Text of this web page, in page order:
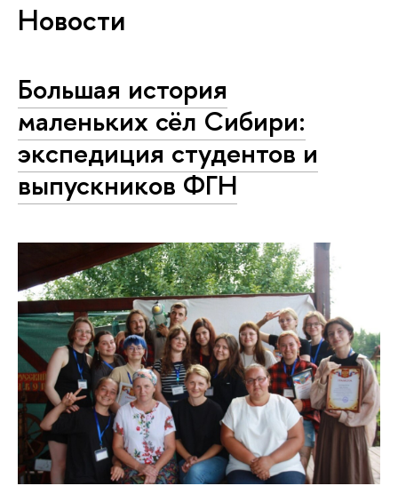
Новости
Большая история
маленьких сёл Сибири:
экспедиция студентов и
выпускников ФГН